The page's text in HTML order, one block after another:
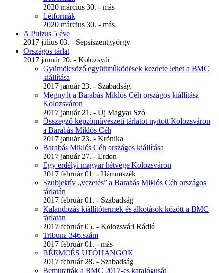
2020 március 30. - más
Létformák
2020 március 30. - más
A Pulzus 5 éve
2017 július 03. - Sepsiszentgyörgy
Országos tárlat
2017 január 20. - Kolozsvár
Gyümölcsöző együttműködések kezdete lehet a BMC
kiállítása
2017 január 23. - Szabadság
Megnyílt a Barabás Miklós Céh országos kiállítása
Kolozsváron
2017 január 21. - Új Magyar Szó
Összegző képzőművészeti tárlatot nyitott Kolozsváron
a Barabás Miklós Céh
2017 január 23. - Krónika
Barabás Miklós Céh országos kiállítása
2017 január 27. - Erdon
Egy erdélyi magyar hétvége Kolozsváron
2017 február 01. - Háromszék
Szubjektív „vezetés” a Barabás Miklós Céh országos
tárlatán
2017 február 01. - Szabadság
Kalandozás kiállítótermek és alkotások között a BMC
tárlatán
2017 február 05. - Kolozsvári Rádió
Tribuna 346.szám
2017 február 01. - más
BÉEMCÉS UTÓHANGOK
2017 február 28. - Szabadság
Bemutatták a BMC 2017-es katalógusát